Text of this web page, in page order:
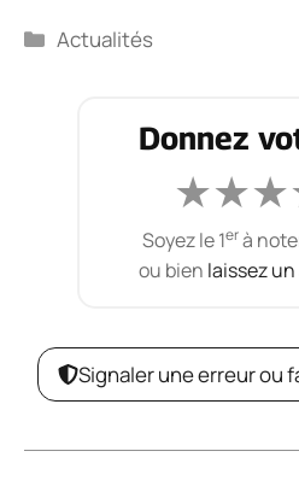
Catégories
Actualités
Donnez
★★★
Soyez le 1erà
ou bien laissez
Signaler une erreur ou